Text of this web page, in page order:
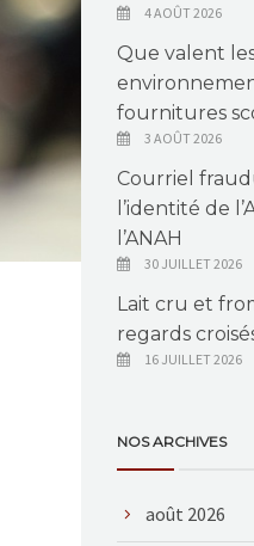
4 AOÛT 2026
Que valent
fournitures
3 AOÛT 2026
Courriel
l’identité de
l’ANAH
30 JUILLET 2026
Lait cru et
regards
16 JUILLET 2026
NOS ARCHIVES
août 2026